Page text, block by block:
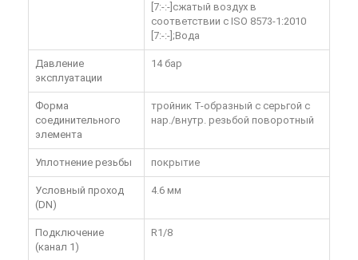
[7:-:-]сжатый воздух в
соответствии с ISO 8573-1:2010
[7:-:-];Вода
Давление
эксплуатации
14 бар
Форма
соединительного
элемента
тройник T-образный с серьгой с
нар./внутр. резьбой поворотный
Уплотнение резьбы покрытие
Условный проход
(DN)
4.6 мм
Подключение
(канал 1)
R1/8